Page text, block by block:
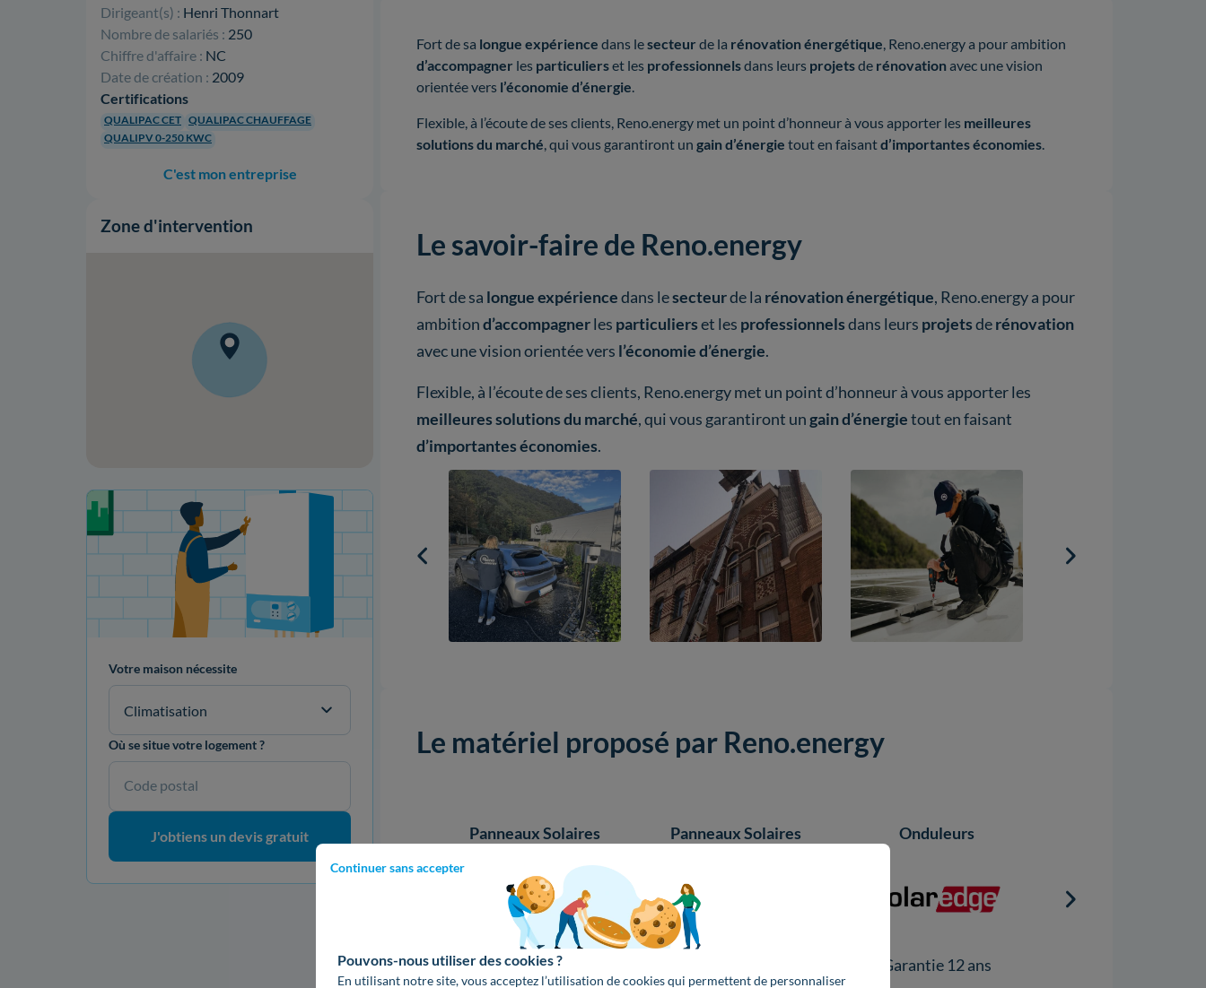
Continuer sans accepter
Pouvons-nous utiliser des cookies ?
En utilisant notre site, vous acceptez l’utilisation de cookies qui permettent de personnaliser
Dirigeant(s) : Henri Thonnart
Nombre de salariés : 250
Chiffre d'affaire : NC
Date de création : 2009
Certifications
QUALIPAC CET QUALIPAC CHAUFFAGE
QUALIPV 0-250 KWC
C'est mon entreprise
Zone d'intervention
Votre projet de rénovation
Votre maison nécessite
Climatisation
Où se situe votre logement ?
Code postal
J'obtiens un devis gratuit
Fort de sa longue expérience dans lesecteur de la rénovation énergétique, Reno.energy a pour ambition
d’accompagner les particulierset les professionnelsdans leurs projetsde rénovationavec une vision
orientée vers l’économie d’énergie.
Flexible, à l’écoute de ses clients, Reno.energy met un point d’honneur à vous apporter les meilleures
solutions du marché, qui vous garantiront un gain d’énergie tout en faisantd’importantes économies.
Le savoir-faire de Reno.energy
Fort de sa longue expériencedans lesecteurde la rénovation énergétique, Reno.energy a pour
ambitiond’accompagnerles particulierset les professionnelsdans leurs projetsderénovation
avec une vision orientée vers l’économie d’énergie.
Flexible, à l’écoute de ses clients, Reno.energy met un point d’honneur à vous apporter les
meilleures solutions du marché, qui vous garantiront ungain d’énergietout en faisant
d’importantes économies.
Le matériel proposé par Reno.energy
Onduleurs
Garantie 10 ans
Panneaux Solaires
Garantie 25 ans
Panneaux Solaires Onduleurs
Garantie 12 ans